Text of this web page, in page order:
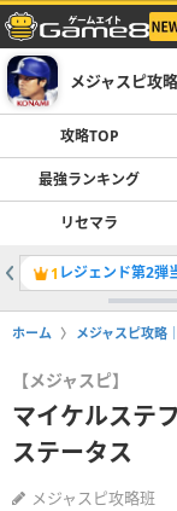
メジャスピ攻
攻略TOP
最強ランキング
リセマラ
1 レジェンド第2弾
ホーム メジャスピ攻略
【メジャスピ】
マイケルステ
ステータス
メジャスピ攻略班